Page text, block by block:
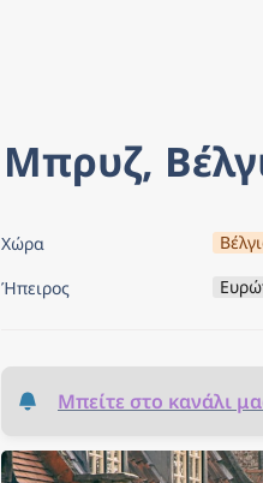
Μπρυζ,
Χώρα
Ήπειρος
Μπείτε στο κανάλι